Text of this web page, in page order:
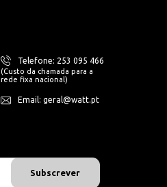
Telefone: 253 095 466
(Custo da chamada para a
rede fixa nacional)
Email: geral@watt.pt
Subscrever